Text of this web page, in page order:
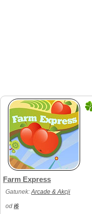
Farm Express
Gatunek:Arcade & Akcji
od i6